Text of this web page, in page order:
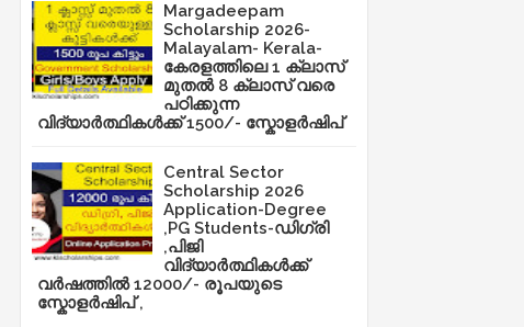
Margadeepam
Scholarship 2026-
Malayalam- Kerala-
കേരളത്തിലെ 1 ക്ലാസ്
മുതൽ 8 ക്ലാസ് വരെ
പഠിക്കുന്ന
വിദ്യാർത്ഥികൾക്ക് 1500/- സ്കോളർഷിപ്
Central Sector
Scholarship 2026
Application-Degree
,PG Students-ഡിഗ്രി
,പിജി
വിദ്യാർത്ഥികൾക്ക്
വർഷത്തിൽ 12000/- രൂപയുടെ
സ്കോളർഷിപ് ,